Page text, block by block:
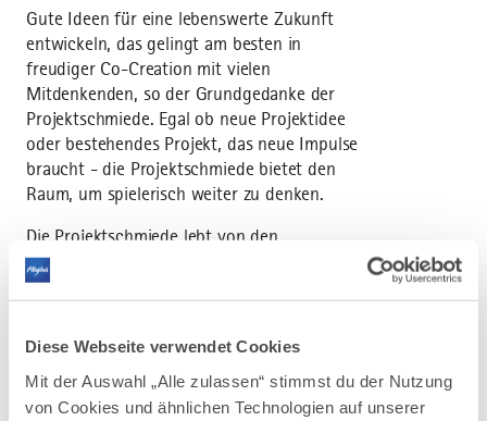
Diese Webseite verwendet Cookies
Mit der Auswahl „Alle zulassen“ stimmst du der Nutzung
von Cookies und ähnlichen Technologien auf unserer
Gute Ideen für eine lebenswerte Zukunft
entwickeln, das gelingt am besten in
freudiger Co-Creation mit vielen
Mitdenkenden, so der Grundgedanke der
Projektschmiede. Egal ob neue Projektidee
oder bestehendes Projekt, das neue Impulse
braucht - die Projektschmiede bietet den
Raum, um spielerisch weiter zu denken.
Die Projektschmiede lebt von den
verschiedenen Blickwinkeln und Erfahrungen
der TeilnehmerInnen. Du hast Lust auf einen
Menschen? Du hast Spaß daran, dich als
Rückmeldungen einzubringen? Dann bist du
herzlich eingeladen, Fragen zu stellen, Deine